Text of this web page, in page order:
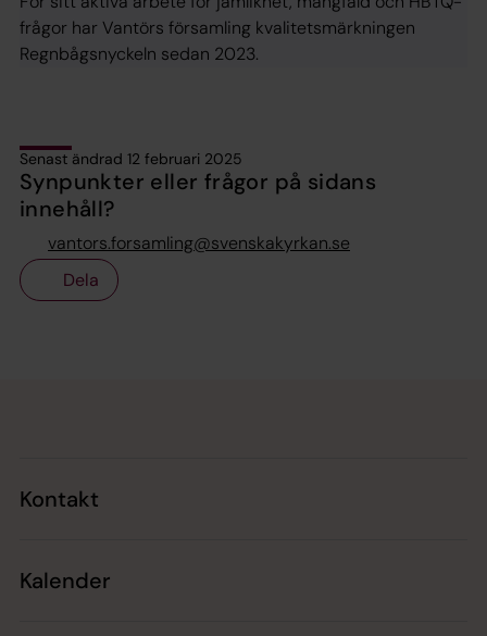
frågor har Vantörs församling kvalitetsmärkningen
Regnbågsnyckeln sedan 2023.
Senast ändrad 12 februari 2025
Synpunkter eller frågor på sidans
innehåll?
vantors.forsamling@svenskakyrkan.se
Dela
Kontakt
Kalender